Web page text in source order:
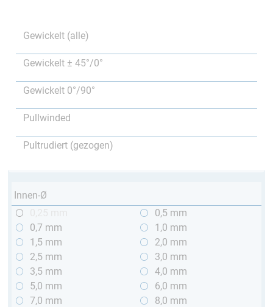
Gewickelt (alle)
Gewickelt ± 45°/0°
Gewickelt 0°/90°
Pullwinded
Pultrudiert (gezogen)
Innen-Ø
0,5 mm
0,7 mm
1,0 mm
1,5 mm
2,0 mm
2,5 mm
3,0 mm
3,5 mm
4,0 mm
5,0 mm
6,0 mm
7,0 mm
8,0 mm